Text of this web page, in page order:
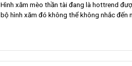
Hình xăm mèo thần tài đang là hottrend
bộ hình xăm đó không thể không nhắc đến